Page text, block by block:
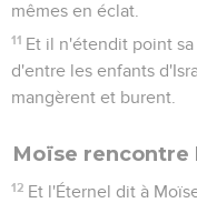
mêmes en éclat.
11 Et il n'étendit point
d'entre les enfants
mangèrent et burent.
Moïse rencontre
12 Et l'Éternel dit à